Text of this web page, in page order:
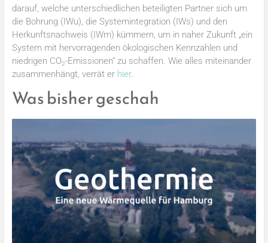
darauf, welche unterschiedlichen beteiligten Partner sich um
die Bohrung (IWu), die Systemintegration (IWs) und den
Herkunftsnachweis (IWm) kümmern, um in naher Zukunft „ein
System mit hervorragenden ökologischen Kennzahlen und
niedrigen CO2-Emissionen“ zu schaffen. Wie alles miteinander
zusammenhängt, verrät er hier.
Was bisher geschah